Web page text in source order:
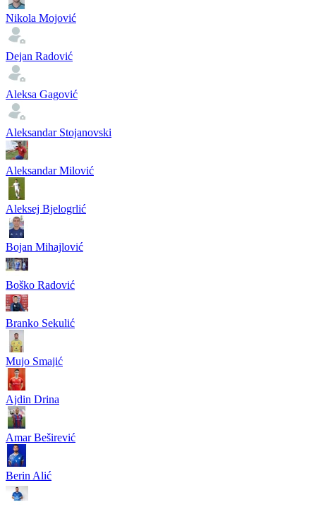
Nikola Mojović
Dejan Radović
Aleksa Gagović
Aleksandar Stojanovski
Aleksandar Milović
Aleksej Bjelogrlić
Bojan Mihajlović
Boško Radović
Branko Sekulić
Mujo Smajić
Ajdin Drina
Amar Beširević
Berin Alić